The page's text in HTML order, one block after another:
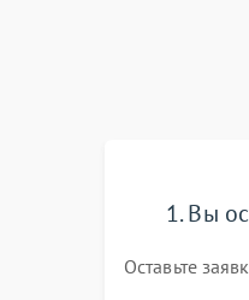
1. Вы
Оставьте